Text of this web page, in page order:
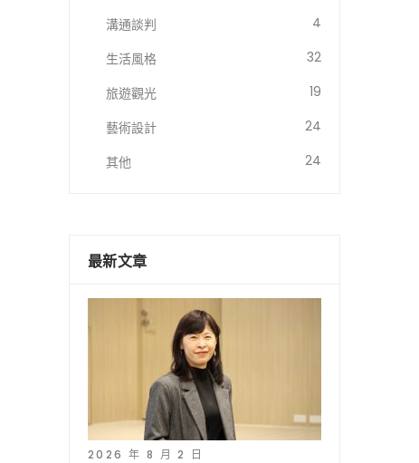
溝通談判
4
生活風格
32
旅遊觀光
19
藝術設計
24
其他
24
最新文章
2026 年 8 月 2 日